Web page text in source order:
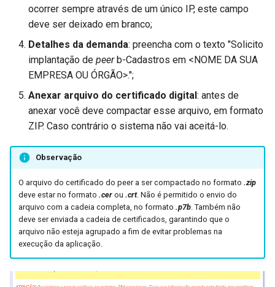
ocorrer sempre através de um único IP, este campo
deve ser deixado em branco;
Detalhes da demanda: preencha com o texto "Solicito
implantação de peerb-Cadastros em <NOME DA SUA
EMPRESA OU ÓRGÃO>.";
Anexar arquivo do certificado digital: antes de
anexar você deve compactar esse arquivo, em formato
ZIP. Caso contrário o sistema não vai aceitá-lo.
Observação
O arquivo do certificado do peer a ser compactado no formato .zip
deve estar no formato .cerou .crt. Não é permitido o envio do
arquivo com a cadeia completa, no formato .p7b. Também não
deve ser enviada a cadeia de certificados, garantindo que o
arquivo não esteja agrupado a fim de evitar problemas na
execução da aplicação.